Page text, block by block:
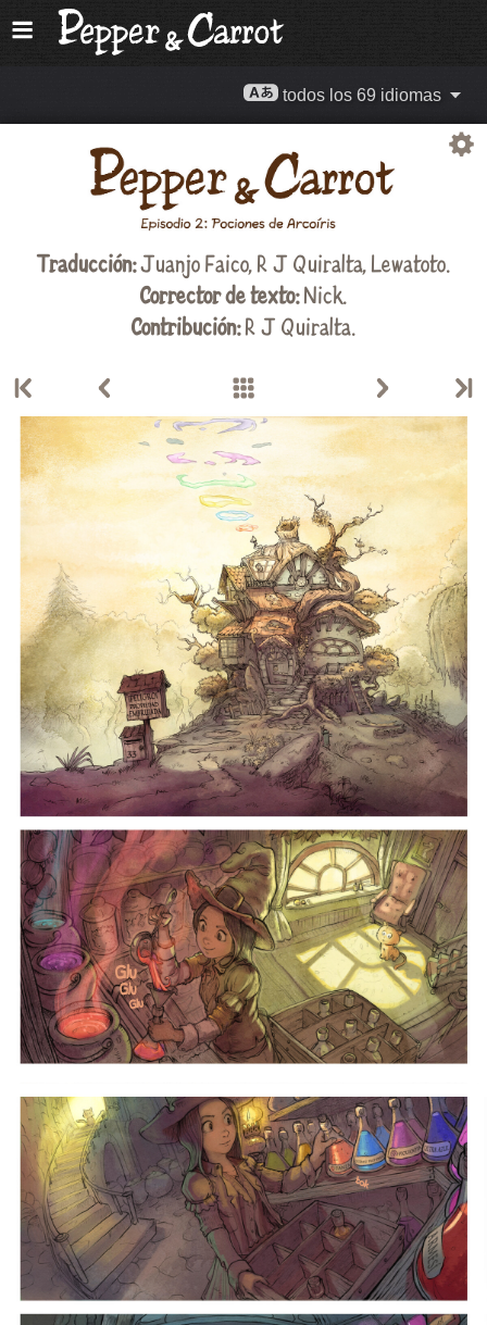
todos los 69 idiomas
Traducción:Juanjo Faico,R J Quiralta,Lewatoto.
Corrector de texto:Nick.
Contribución:R J Quiralta.